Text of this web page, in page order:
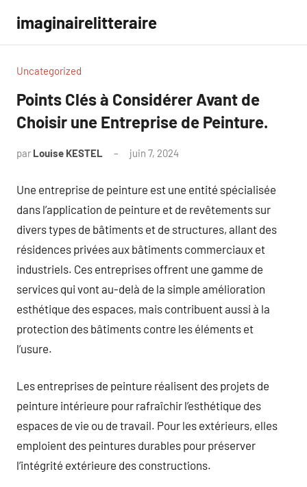
contenu
imaginairelitteraire
Uncategorized
Points Clés à Considérer Avant de
Choisir une Entreprise de Peinture.
par Louise KESTEL juin 7, 2024
Une entreprise de peinture est une entité spécialisée
dans l’application de peinture et de revêtements sur
divers types de bâtiments et de structures, allant des
résidences privées aux bâtiments commerciaux et
industriels. Ces entreprises offrent une gamme de
services qui vont au-delà de la simple amélioration
esthétique des espaces, mais contribuent aussi à la
protection des bâtiments contre les éléments et
l’usure.
Les entreprises de peinture réalisent des projets de
peinture intérieure pour rafraîchir l’esthétique des
espaces de vie ou de travail. Pour les extérieurs, elles
emploient des peintures durables pour préserver
l’intégrité extérieure des constructions.